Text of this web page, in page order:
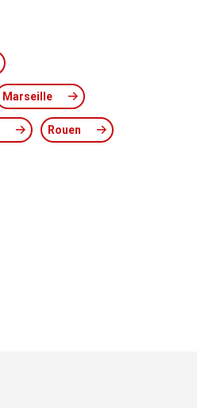
Marseille
Rouen